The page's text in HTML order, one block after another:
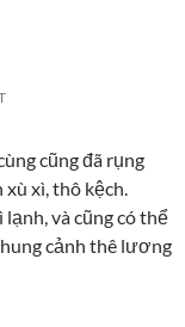
cũng đã rụng
xì, thô kệch.
và cũng có thể
cảnh thê lương